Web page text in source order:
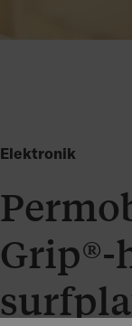
Elektronik
Grip®-